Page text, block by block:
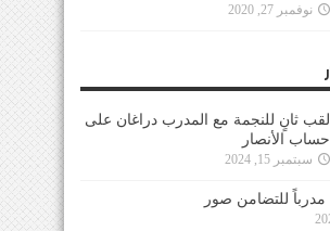
نوفمبر 27, 2020
لقب ثانٍ للنجمة مع المدرب دراغان على
حساب الأنصار
سبتمبر 15, 2024
للتضامن صور